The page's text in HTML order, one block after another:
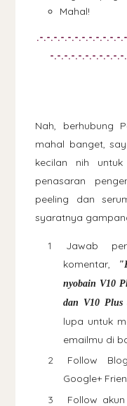
Mahal!
.-.-.-.-.-.-.-.-.-.-.-.-.-
-.-.-.-.-.-.-.-.-.-.-.
Nah, berhubung
mahal banget,
kecilan nih
penasaran
peeling dan
syaratnya
Jawab
komentar,
nyobain V10
dan V10 Plus
lupa untuk
emailmu di
Follow
Google+
Follow